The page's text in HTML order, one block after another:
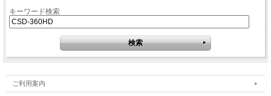
キーワード検索
ご利用案内